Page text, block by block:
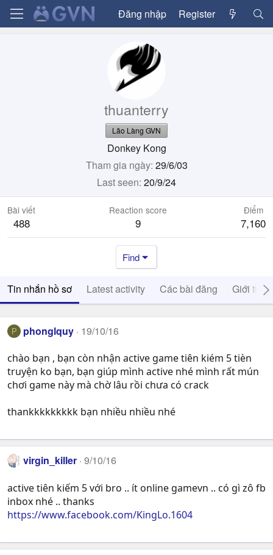
Đăng nhập Register
thuanterry
Lão Làng GVN
Donkey Kong
Tham gia ngày 29/6/03
Last seen 20/9/24
Bài viết
488
Reaction score
9
Điểm
7,160
Find
Tin nhắn hồ sơ Latest activity Các bài đăng Giới thiệu
P phonglquy 19/10/16
chào bạn , bạn còn nhận active game tiên kiém 5 tièn
truyện ko bạn, bạn giúp mình active nhé mình rất mún
chơi game này mà chờ lâu rồi chưa có crack
thankkkkkkkkk bạn nhiều nhiều nhé
virgin_killer 9/10/16
active tiên kiếm 5 với bro .. ít online gamevn .. có gì zô fb
inbox nhé .. thanks
https://www.facebook.com/KingLo.1604